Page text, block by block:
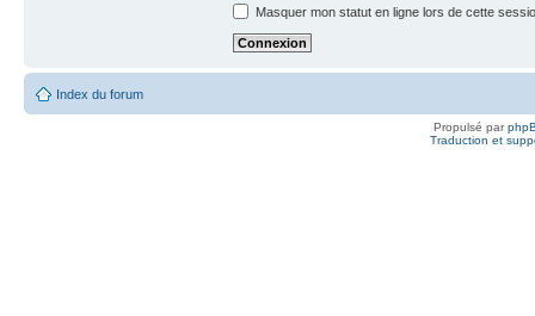
Masquer mon statut en ligne lors de cette
Index du forum
Propulsé par
Traduction et